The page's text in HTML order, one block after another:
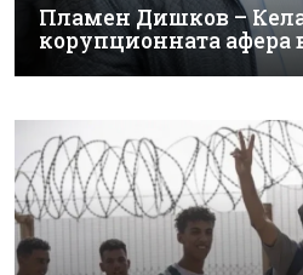
Пламен Дишков –
корупционната афера